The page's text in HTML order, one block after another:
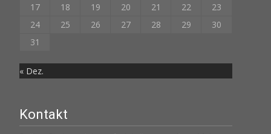
17
18 19 20 21 22
23
24
25 26 27 28 29
30
31
« Dez.
Kontakt